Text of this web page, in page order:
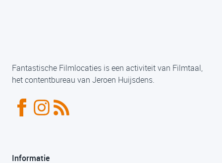
Fantastische Filmlocaties is een activiteit van Filmtaal,
het contentbureau van Jeroen Huijsdens.
Informatie